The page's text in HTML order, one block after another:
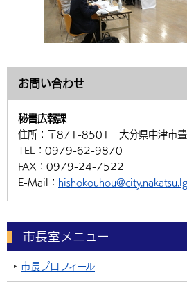
お問い合わせ
秘書広報課
住所： 〒871-8501 大分県中津市
TEL： 0979-62-9870
FAX： 0979-24-7522
E-Mail：
市長室メニュー
市長プロフィール